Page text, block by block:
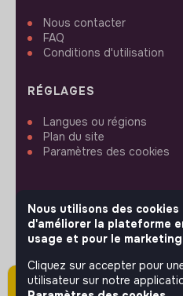
Attention cette annonce
Nous contacter
FAQ
Conditions d'utilisation
RÉGLAGES
Langues ou régions
Plan du site
Paramètres des cookies
SUIVEZ-NOUS
Nous utilisons des
d'améliorer la plateforme
usage et pour le
Cliquez sur accepter pour
utilisateur sur notre